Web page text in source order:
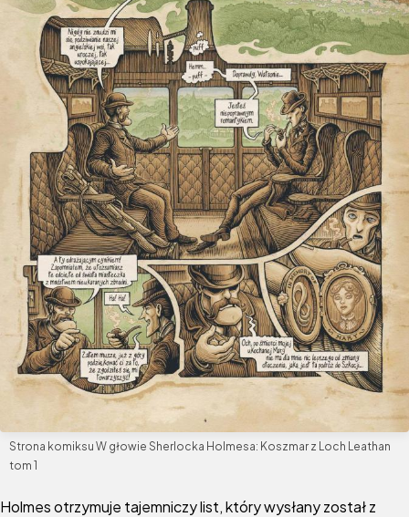
Strona komiksu W głowie Sherlocka Holmesa: Koszmar z Loch Leathan
tom 1
Holmes otrzymuje tajemniczy list, który wysłany został z